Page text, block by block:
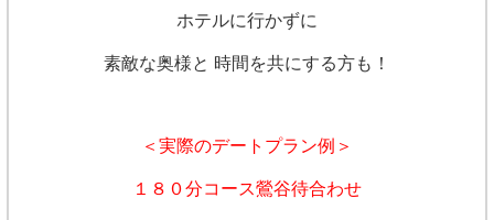
ホテルに行かずに
素敵な奥様と 時間を共にする方も！
＜実際のデートプラン例＞
１８０分コース鶯谷待合わせ